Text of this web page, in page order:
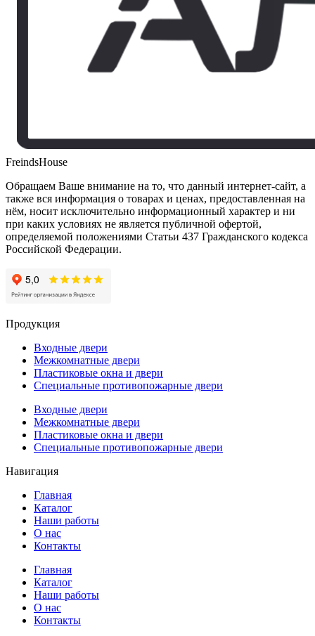
FreindsHouse
Обращаем Ваше внимание на то, что данный интернет-сайт, а
также вся информация о товарах и ценах, предоставленная на
нём, носит исключительно информационный характер и ни
при каких условиях не является публичной офертой,
определяемой положениями Статьи 437 Гражданского кодекса
Российской Федерации.
Продукция
Входные двери
Межкомнатные двери
Пластиковые окна и двери
Специальные противопожарные двери
Входные двери
Межкомнатные двери
Пластиковые окна и двери
Специальные противопожарные двери
Навигация
Главная
Каталог
Наши работы
О нас
Контакты
Главная
Каталог
Наши работы
О нас
Контакты